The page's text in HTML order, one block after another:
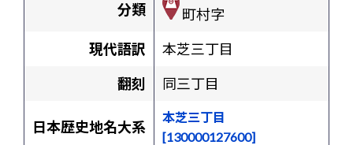
分類
町村字
現代語訳
本芝三丁目
翻刻
同三丁目
日本歴史地名大系
本芝三丁目
[130000127600]